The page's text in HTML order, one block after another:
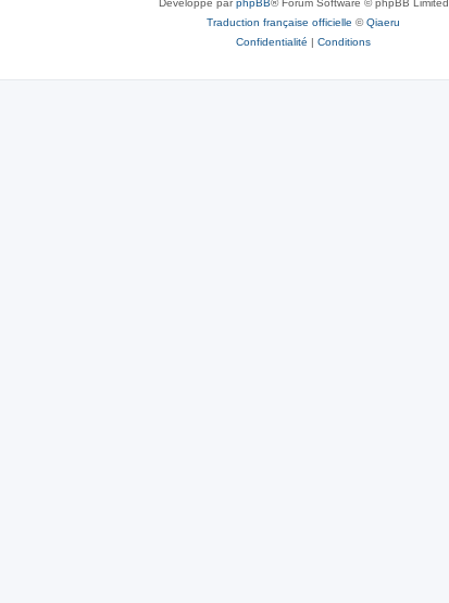
Traduction française officielle ©Qiaeru
Confidentialité | Conditions